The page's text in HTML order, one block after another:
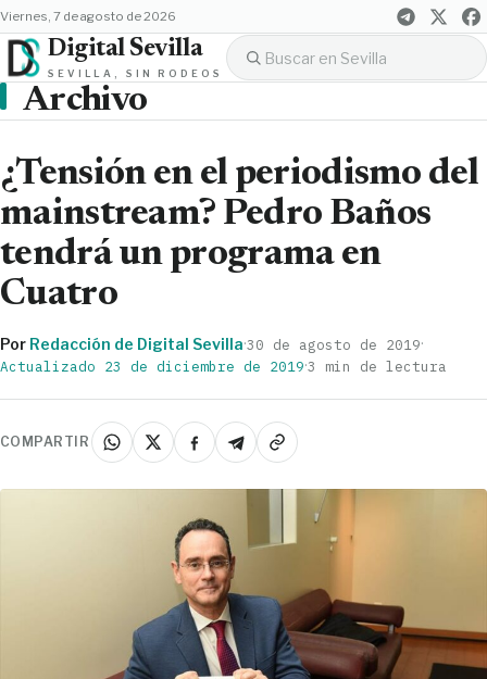
viernes, 7 de agosto de 2026
Digital Sevilla
SEVILLA, SIN RODEOS
Archivo
¿Tensión en el periodismo del
mainstream? Pedro Baños
tendrá un programa en
Cuatro
Por Redacción de Digital Sevilla·30 de agosto de 2019·
Actualizado 23 de diciembre de 2019·3 min de lectura
COMPARTIR